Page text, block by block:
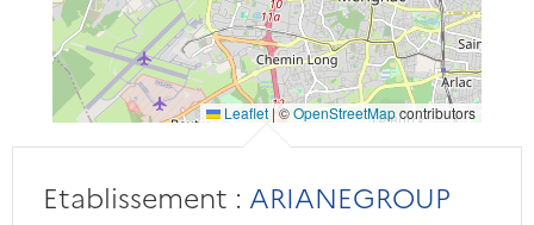
Leaflet|©OpenStreetMapcontributors
Etablissement : ARIANEGROUP